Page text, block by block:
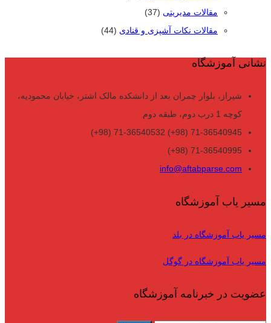
مقالات مدیریتی (37)
مقالات نکات آشپزی و قنادی (44)
نشانی آموزشگاه
شیراز، بلوار چمران بعد از دانشکده مالک اشتر، خیابان محمودیه،
کوچه 1 درب دوم، طبقه دوم
71-36540945 (98+) 71-36540532 (98+)
71-36540995 (98+)
info@aftabparse.com
مسیر یاب آموزشگاه
مسیر یاب آموزشگاه در بلد
مسیر یاب آموزشگاه در گوگل
عضویت در خبرنامه آموزشگاه